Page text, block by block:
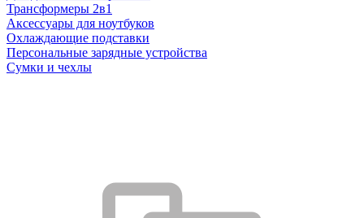
Трансформеры 2в1
Аксессуары для ноутбуков
Охлаждающие подставки
Персональные зарядные устройства
Сумки и чехлы